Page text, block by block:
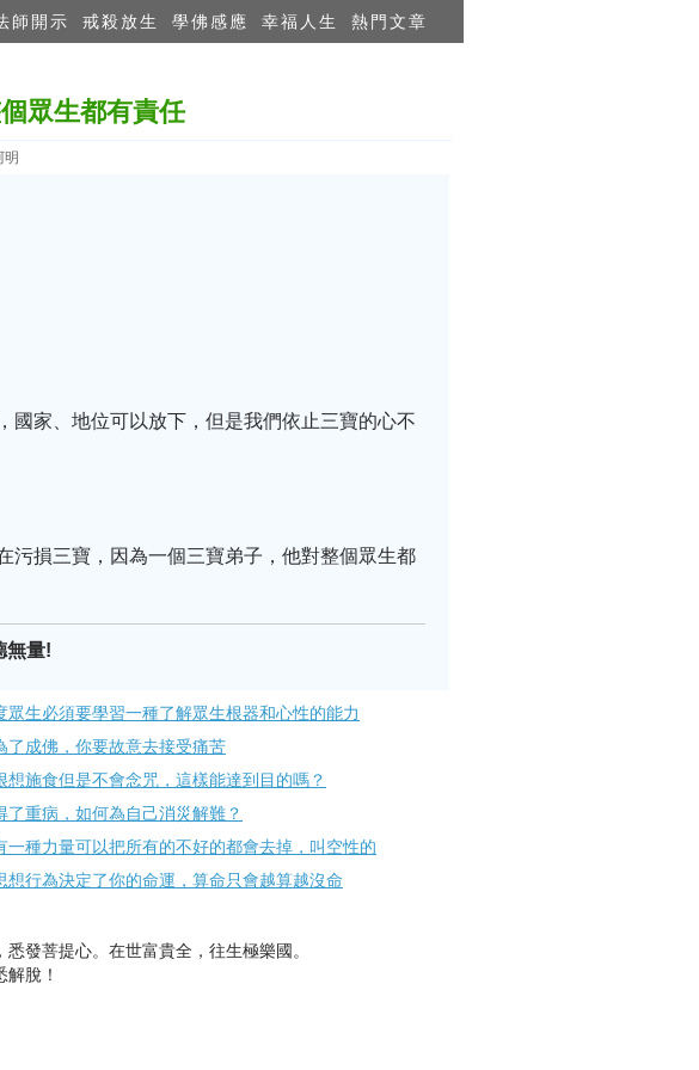
師開示 戒殺放生 學佛感應 幸福人生 熱門文章
眾生都有責任
明
國家、地位可以放下，但是我們依止三寶的心不
污損三寶，因為一個三寶弟子，他對整個眾生都
無量!
眾生必須要學習一種了解眾生根器和心性的能力
了成佛，你要故意去接受痛苦​
想施食但是不會念咒，這樣能達到目的嗎？
了重病，如何為自己消災解難？
一種力量可以把所有的不好的都會去掉，叫空性的
想行為決定了你的命運，算命只會越算越沒命
發菩提心。在世富貴全，往生極樂國。
脫！